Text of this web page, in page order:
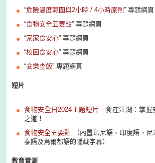
“危險溫度範圍與2小時 / 4小時原則” 專題網頁
“食物安全五要點” 專題網頁
“家家食安心” 專題網頁
“校園食安心” 專題網頁
“安樂查飯” 專題網頁
短片
食物安全日2024主題短片 - 食在江湖：掌握
之道！
食物安全五要點 （內置印尼語、印度語、尼
泰語及烏爾都語的隱藏字幕）
教育資源